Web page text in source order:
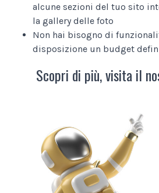
alcune sezioni del tuo sito
la gallery delle foto
Non hai bisogno di
disposizione un budget
Scopri di più, visita il